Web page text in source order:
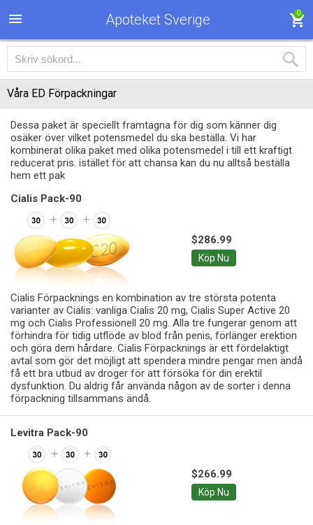
Apoteket Sverige 0
Våra ED Förpackningar
Dessa paket är speciellt framtagna för dig som känner dig
osäker över vilket potensmedel du ska beställa. Vi har
kombinerat olika paket med olika potensmedel i till ett kraftigt
reducerat pris. istället för att chansa kan du nu alltså beställa
hem ett pak
Cialis Pack-90
$286.99
Köp Nu
Cialis Förpacknings en kombination av tre största potenta
varianter av Cialis: vanliga Cialis 20 mg, Cialis Super Active 20
mg och Cialis Professionell 20 mg. Alla tre fungerar genom att
förhindra för tidig utflöde av blod från penis, förlänger erektion
och göra dem hårdare. Cialis Förpacknings är ett fördelaktigt
avtal som gör det möjligt att spendera mindre pengar men ändå
få ett bra utbud av droger för att försöka för din erektil
dysfunktion. Du aldrig får använda någon av de sorter i denna
förpackning tillsammans ändå.
Levitra Pack-90
$266.99
Köp Nu